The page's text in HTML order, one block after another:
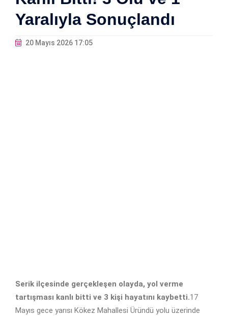
Yaralıyla Sonuçlandı
20 Mayıs 2026 17:05
Serik ilçesinde gerçekleşen olayda, yol verme
tartışması kanlı bitti ve 3 kişi hayatını kaybetti.17
Mayıs gece yarısı Kökez Mahallesi Üründü yolu üzerinde